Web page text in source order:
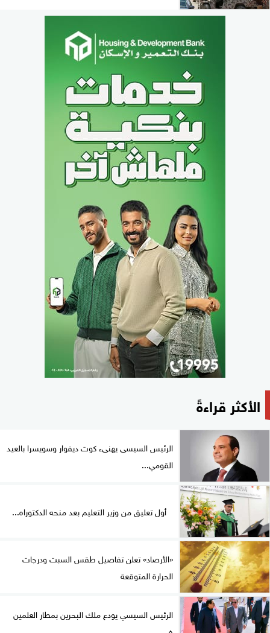
الأكثر قراءةً
الرئيس السيسى يهنىء كوت ديفوار وسويسرا بالعيد
القومي...
أول تعليق من وزير التعليم بعد منحه الدكتوراه...
«الأرصاد» تعلن تفاصيل طقس السبت ودرجات
الحرارة المتوقعة
الرئيس السيسي يودع ملك البحرين بمطار العلمين